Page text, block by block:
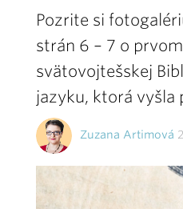
Pozrite si
strán 6 – 7 o
svätovojtešskej
jazyku, ktorá vyšla
Zuzana Artimová